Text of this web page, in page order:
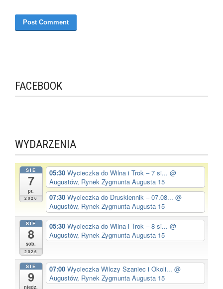
FACEBOOK
WYDARZENIA
SIE
7
pt.
2026
05:30 Wycieczka do Wilna i Trok – 7 si... @
Augustów, Rynek Zygmunta Augusta 15
07:30 Wycieczka do Druskiennik – 07.08... @
Augustów, Rynek Zygmunta Augusta 15
SIE
8
sob.
2026
05:30 Wycieczka do Wilna i Trok – 8 si... @
Augustów, Rynek Zygmunta Augusta 15
SIE
9
niedz.
07:00 Wycieczka Wilczy Szaniec i Okoli... @
Augustów, Rynek Zygmunta Augusta 15